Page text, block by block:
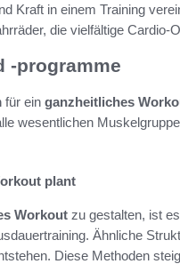
Kraft in einem Training
die vielfältige Cardio-
-programme
für ein ganzheitliches
wesentlichen
plant
Workout zu gestalten, ist
Ähnliche
Diese Methoden